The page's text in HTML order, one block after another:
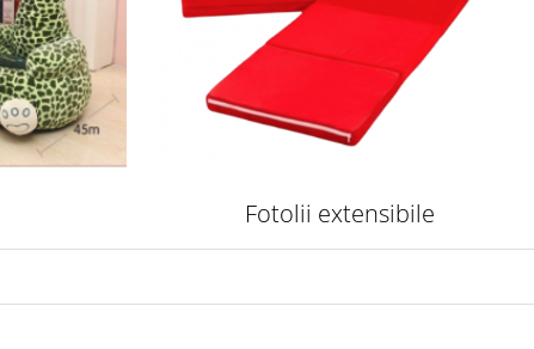
Fotolii extensibile